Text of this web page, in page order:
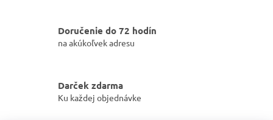
v
i
Doručenie do 72 hodín
na akúkoľvek adresu
Darček zdarma
Ku každej objednávke